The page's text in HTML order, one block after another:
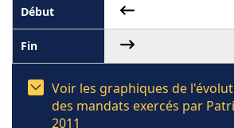
Voir les graphiques de
des mandats exercés par
2011